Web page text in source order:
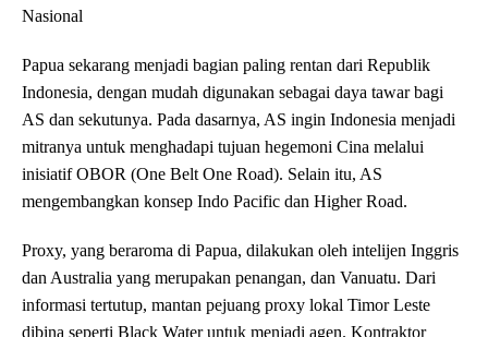
Nasional
Papua sekarang menjadi bagian paling rentan dari Republik
Indonesia, dengan mudah digunakan sebagai daya tawar bagi
AS dan sekutunya. Pada dasarnya, AS ingin Indonesia menjadi
mitranya untuk menghadapi tujuan hegemoni Cina melalui
inisiatif OBOR (One Belt One Road). Selain itu, AS
mengembangkan konsep Indo Pacific dan Higher Road.
Proxy, yang beraroma di Papua, dilakukan oleh intelijen Inggris
dan Australia yang merupakan penangan, dan Vanuatu. Dari
informasi tertutup, mantan pejuang proxy lokal Timor Leste
dibina seperti Black Water untuk menjadi agen. Kontraktor